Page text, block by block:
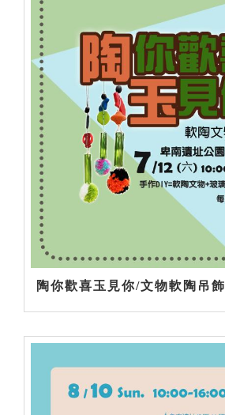
陶你歡喜玉見你/文物軟陶吊飾